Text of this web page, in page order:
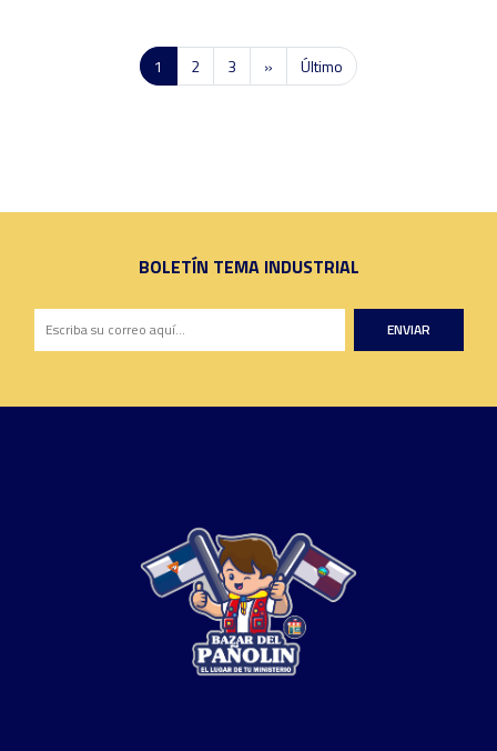
1 2 3 » Último
BOLETÍN TEMA INDUSTRIAL
ENVIAR